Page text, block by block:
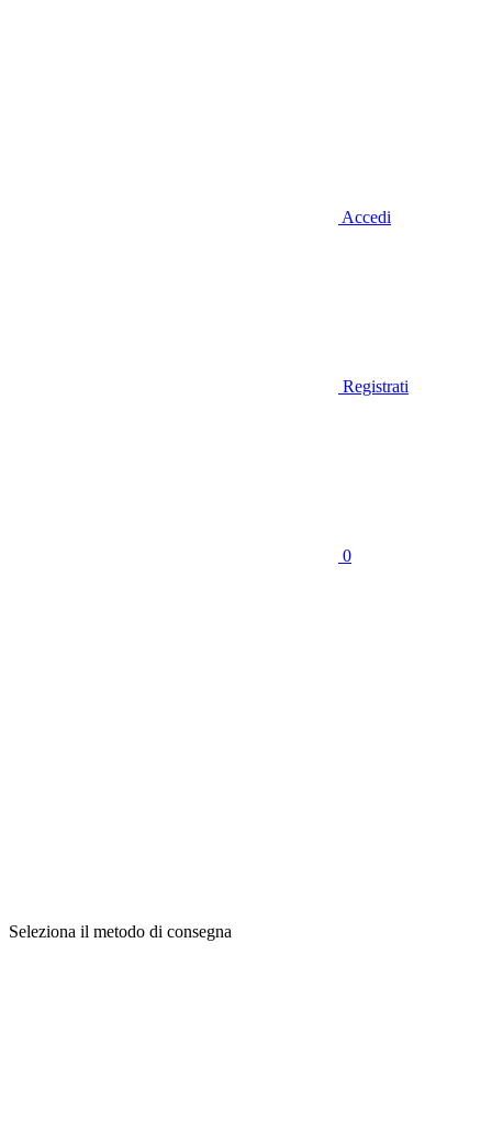
Accedi
Registrati
0
Seleziona il metodo di consegna